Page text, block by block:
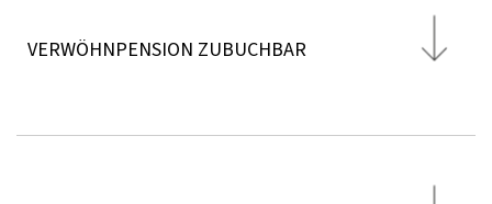
VERWÖHNPENSION ZUBUCHBAR